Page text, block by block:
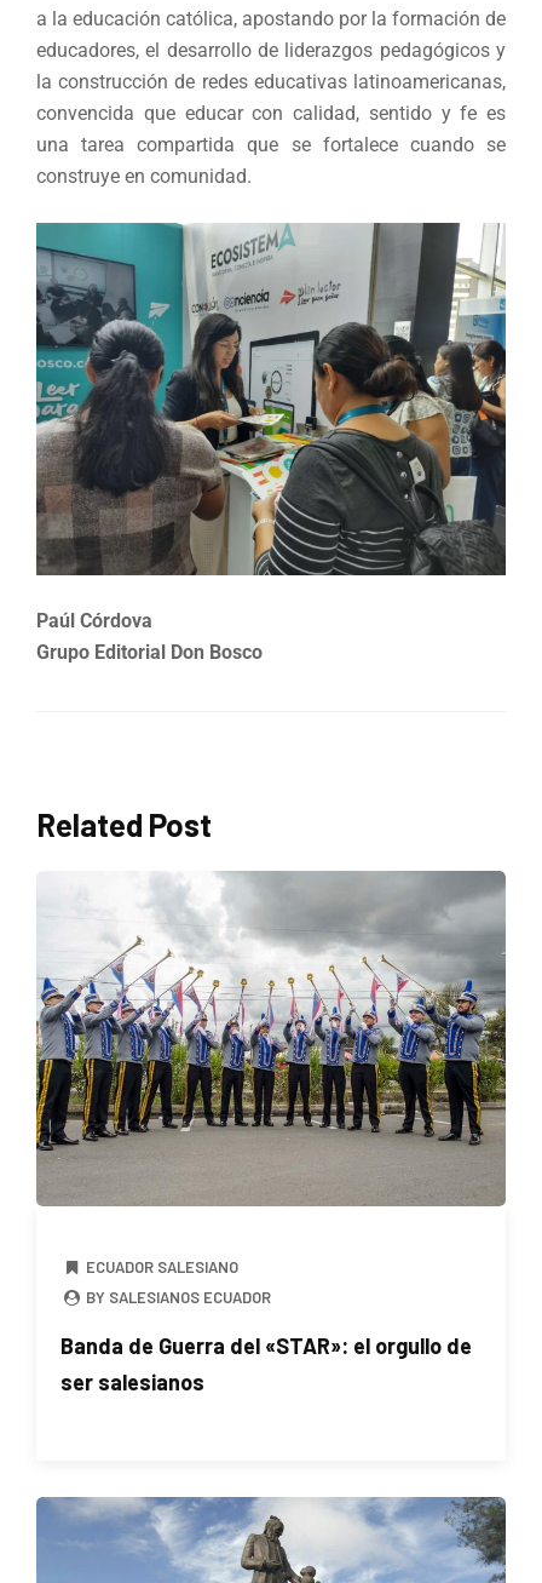
a la educación católica, apostando por la formación de
educadores, el desarrollo de liderazgos pedagógicos y
la construcción de redes educativas latinoamericanas,
convencida que educar con calidad, sentido y fe es
una tarea compartida que se fortalece cuando se
construye en comunidad.
Paúl Córdova
Grupo Editorial Don Bosco
Related Post
ECUADOR SALESIANO
BY SALESIANOS ECUADOR
Banda de Guerra del «STAR»: el orgullo de
ser salesianos